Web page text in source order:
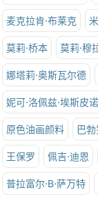
麦克拉肯·布莱克
莫莉·桥本 莫莉·穆
娜塔莉·奥斯瓦尔德
妮可·洛佩兹·埃斯皮
原色油画颜料 巴勃
王保罗 佩吉·迪恩
普拉富尔·B·萨万特